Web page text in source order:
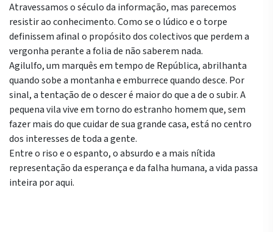
Atravessamos o século da informação, mas parecemos
resistir ao conhecimento. Como se o lúdico e o torpe
definissem afinal o propósito dos colectivos que perdem a
vergonha perante a folia de não saberem nada.
Agilulfo, um marquês em tempo de República, abrilhanta
quando sobe a montanha e emburrece quando desce. Por
sinal, a tentação de o descer é maior do que a de o subir. A
pequena vila vive em torno do estranho homem que, sem
fazer mais do que cuidar de sua grande casa, está no centro
dos interesses de toda a gente.
Entre o riso e o espanto, o absurdo e a mais nítida
representação da esperança e da falha humana, a vida passa
inteira por aqui.